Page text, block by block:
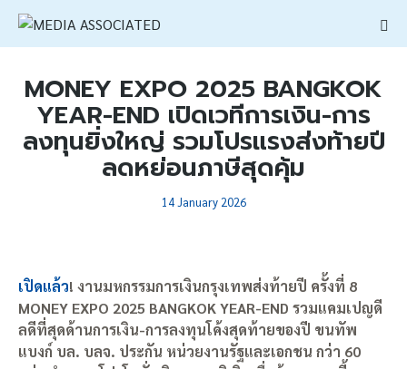
MONEY EXPO 2025 BANGKOK
YEAR-END เปิดเวทีการเงิน-การ
ลงทุนยิ่งใหญ่ รวมโปรแรงส่งท้ายปี
ลดหย่อนภาษีสุดคุ้ม
14 January 2026
เปิดแล้ว! งานมหกรรมการเงินกรุงเทพส่งท้ายปี ครั้งที่ 8
MONEY EXPO 2025 BANGKOK YEAR-END รวมแคมเปญดี
ลดีที่สุดด้านการเงิน-การลงทุนโค้งสุดท้ายของปี ขนทัพ
แบงก์ บล. บลจ. ประกัน หน่วยงานรัฐและเอกชน กว่า 60